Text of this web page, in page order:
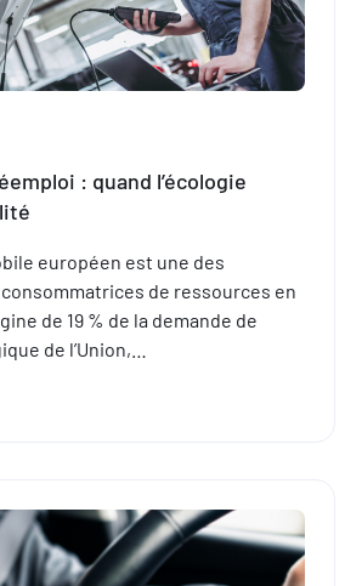
: quand l’écologie
européen est une des
de ressources en
de 19 % de la demande de
de l’Union,…